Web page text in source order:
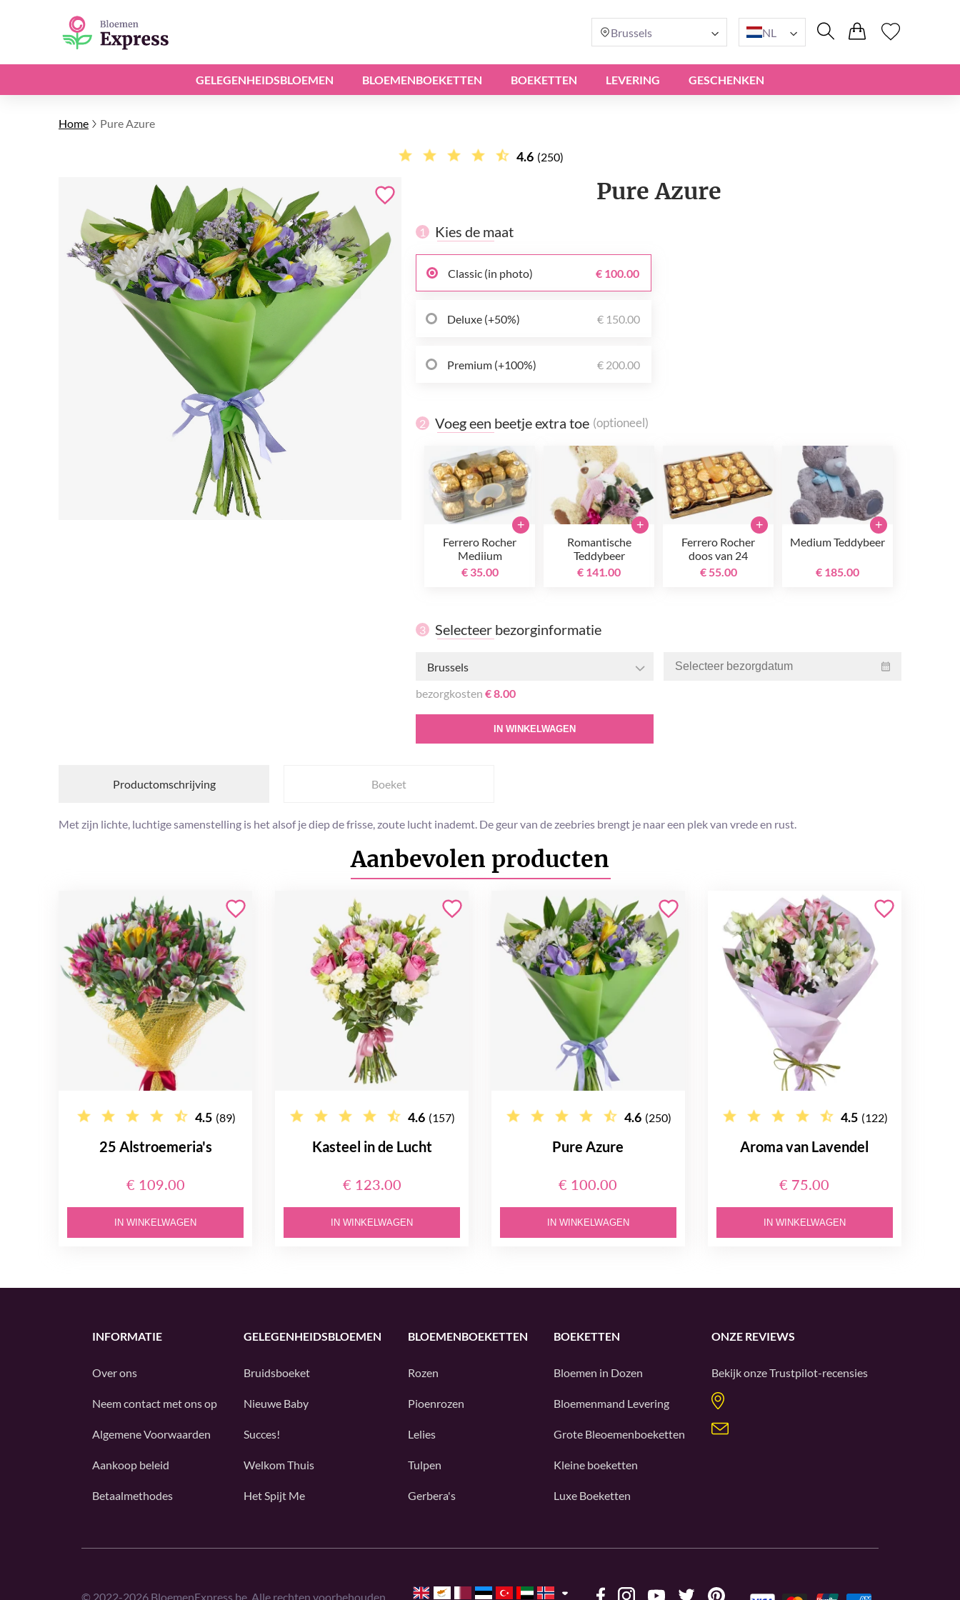
Brussels NL
GELEGENHEIDSBLOEMEN BLOEMENBOEKETTEN BOEKETTEN LEVERING GESCHENKEN
Home Pure Azure
4.6 (250)
Pure Azure
1 Kies de maat
Classic (in photo) € 100.00
Deluxe (+50%) € 150.00
Premium (+100%) € 200.00
2 Voeg een beetje extra toe (optioneel)
Ferrero Rocher
Mediium
€ 35.00
+
Romantische
Teddybeer
€ 141.00
+
Ferrero Rocher
doos van 24
€ 55.00
+
Medium Teddybeer
€ 185.00
+
3 Selecteer bezorginformatie
Brussels
bezorgkosten€ 8.00
IN WINKELWAGEN
Productomschrijving Boeket
Met zijn lichte, luchtige samenstelling is het alsof je diep de frisse, zoute lucht inademt. De geur van de zeebries brengt je naar een plek van vrede en rust.
Aanbevolen producten
4.5 (89)
25 Alstroemeria's
€ 109.00
IN WINKELWAGEN
4.6 (157)
Kasteel in de Lucht
€ 123.00
IN WINKELWAGEN
4.6 (250)
Pure Azure
€ 100.00
IN WINKELWAGEN
4.5 (122)
Aroma van Lavendel
€ 75.00
IN WINKELWAGEN
INFORMATIE
Over ons
Neem contact met ons op
Algemene Voorwaarden
Aankoop beleid
Betaalmethodes
GELEGENHEIDSBLOEMEN
Bruidsboeket
Nieuwe Baby
Succes!
Welkom Thuis
Het Spijt Me
BLOEMENBOEKETTEN
Rozen
Pioenrozen
Lelies
Tulpen
Gerbera's
BOEKETTEN
Bloemen in Dozen
Bloemenmand Levering
Grote Bleoemenboeketten
Kleine boeketten
Luxe Boeketten
ONZE REVIEWS
Bekijk onzeTrustpilot-recensies
© 2022-2026 BloemenExpress.be. Alle rechten voorbehouden.